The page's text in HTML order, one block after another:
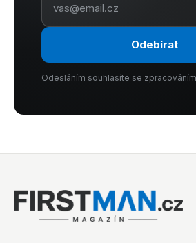
Odebírat
Odesláním souhlasíte se